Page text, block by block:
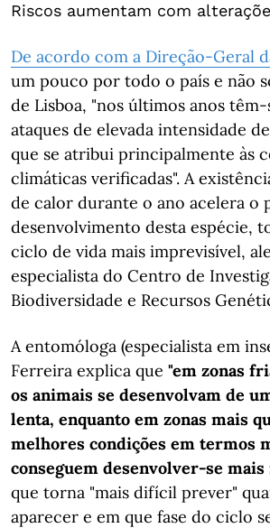
Riscos aumentam com
De acordo com a Direção-Geral
um pouco por todo o país e não
de Lisboa, "nos últimos anos
ataques de elevada intensidade
que se atribui principalmente às
climáticas verificadas". A
de calor durante o ano acelera o
desenvolvimento desta espécie,
ciclo de vida mais imprevisível,
especialista do Centro de
Biodiversidade e Recursos
A entomóloga (especialista em
Ferreira explica que "em zonas
os animais se desenvolvam de
lenta, enquanto em zonas mais
melhores condições em termos
conseguem desenvolver-se mais
que torna "mais difícil prever"
aparecer e em que fase do ciclo